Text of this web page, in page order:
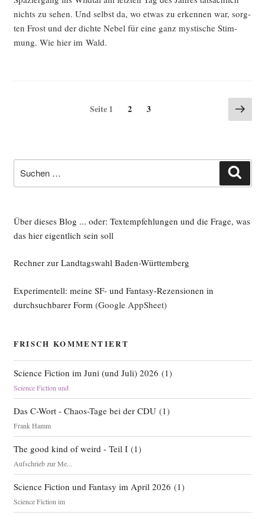
nichts zu sehen. Und selbst da, wo etwas zu erken­nen war, sorg­
ten Frost und der dich­te Nebel für eine ganz mys­ti­sche Stim­
mung. Wie hier im Wald.
Seitennummerierung
Seite1 Seite
2 Seite
3
Seite
nach:
Über dieses Blog ... oder: Textempfehlungen und die Frage, was
das hier eigentlich sein soll
Rechner zur Landtagswahl Baden-Württemberg
Experimentell: meine SF- und Fantasy-Rezensionen in
durchsuchbarer Form (Google AppSheet)
FRISCH KOMMENTIERT
Science Fiction im Juni (und Juli) 2026 (1)
Science Fiction und
Das C-Wort - Chaos-Tage bei der CDU(1)
Frank Hamm
The good kind of weird - Teil I(1)
Aufschrieb zur Me...
Science Fiction und Fantasy im April 2026 (1)
Science Fiction im